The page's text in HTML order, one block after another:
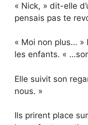
« Nick, » dit-elle
pensais pas te
« Moi non plus… »
les enfants. «
Elle suivit son
nous. »
Ils prirent place